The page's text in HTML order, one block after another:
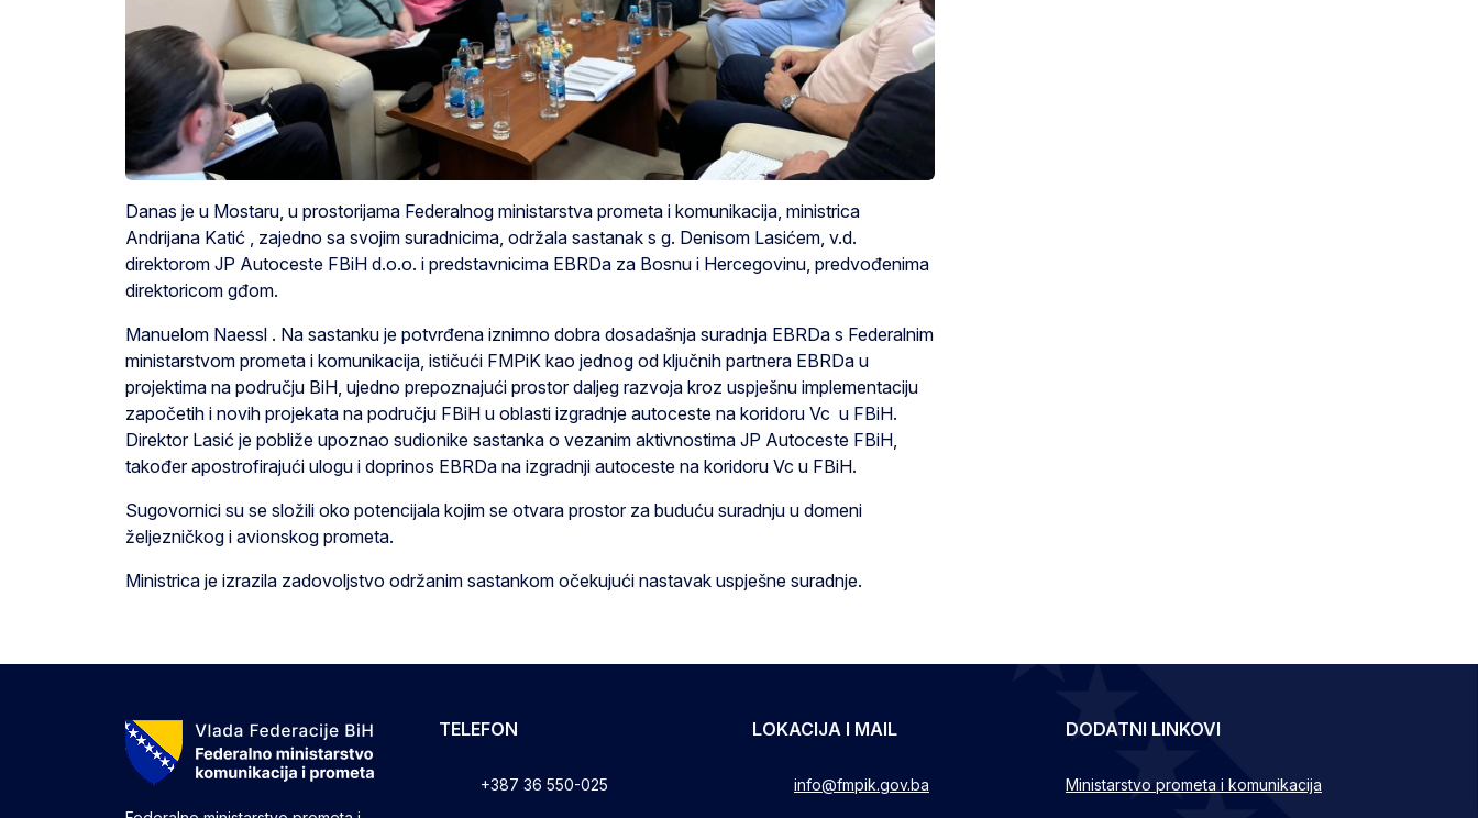
Danas je u Mostaru, u prostorijama Federalnog ministarstva prometa i komunikacija, ministrica
Andrijana Katić , zajedno sa svojim suradnicima, održala sastanak s g. Denisom Lasićem, v.d.
direktorom JP Autoceste FBiH d.o.o. i predstavnicima EBRDa za Bosnu i Hercegovinu, predvođenima
direktoricom gđom.
Manuelom Naessl . Na sastanku je potvrđena iznimno dobra dosadašnja suradnja EBRDa s Federalnim
ministarstvom prometa i komunikacija, ističući FMPiK kao jednog od ključnih partnera EBRDa u
projektima na području BiH, ujedno prepoznajući prostor daljeg razvoja kroz uspješnu implementaciju
započetih i novih projekata na području FBiH u oblasti izgradnje autoceste na koridoru Vc u FBiH.
Direktor Lasić je pobliže upoznao sudionike sastanka o vezanim aktivnostima JP Autoceste FBiH,
također apostrofirajući ulogu i doprinos EBRDa na izgradnji autoceste na koridoru Vc u FBiH.
Sugovornici su se složili oko potencijala kojim se otvara prostor za buduću suradnju u domeni
željezničkog i avionskog prometa.
Ministrica je izrazila zadovoljstvo održanim sastankom očekujući nastavak uspješne suradnje.
TELEFON
+387 36 550-025
LOKACIJA I MAIL
info@fmpik.gov.ba
DODATNI LINKOVI
Ministarstvo prometa i komunikacija